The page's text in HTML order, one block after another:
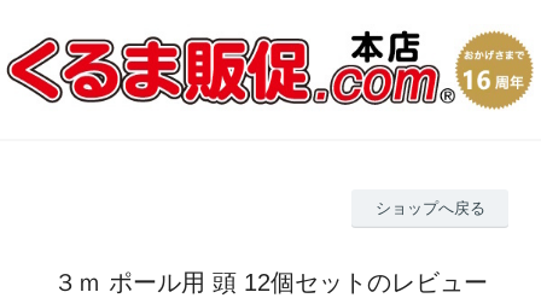
ショップへ戻る
３ｍ ポール用 頭 12個セットのレビュー